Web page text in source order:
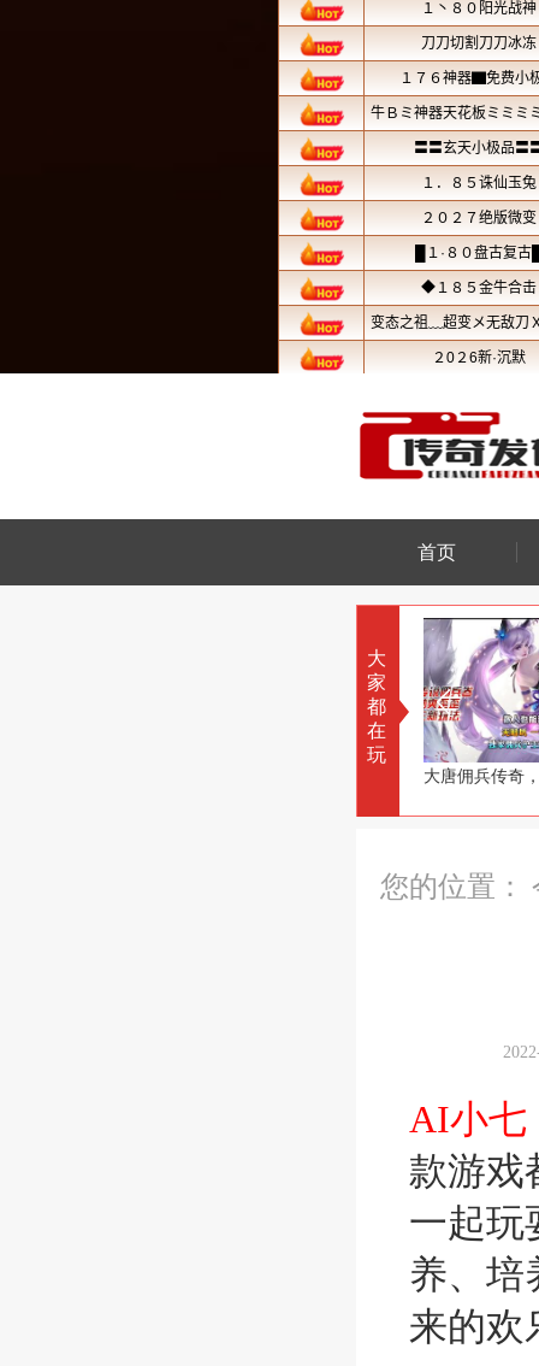
首页
大
家
都
在
玩
大唐佣兵传奇
您的位置：
AI小七
款游戏
一起玩
养、培
来的欢